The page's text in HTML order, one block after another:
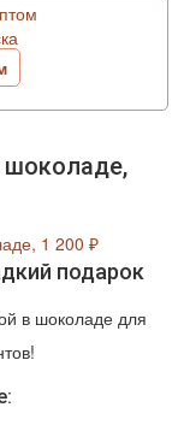
шоколаде,
подарок
в шоколаде для